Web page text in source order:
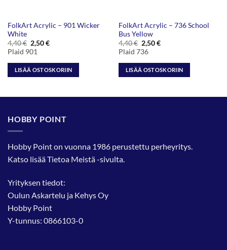
FolkArt Acrylic – 901 Wicker
White
4,40€ Alkuperäinen
hinta
oli:
4,40 €.
2,50€Nykyinen
2,50 €.
Plaid 901
LISÄÄ OSTOSKORIIN
FolkArt Acrylic – 736 School
Bus Yellow
4,40€ Alkuperäinen
hinta
oli:
4,40 €.
2,50€Nykyinen
2,50 €.
Plaid 736
LISÄÄ OSTOSKORIIN
HOBBY POINT
Hobby Point on vuonna 1986 perustettu perheyritys.
Katso lisääTietoa Meistä-sivulta.
Yrityksen tiedot:
Oulun Askartelu ja Kehys Oy
Hobby Point
Y-tunnus: 0866103-0